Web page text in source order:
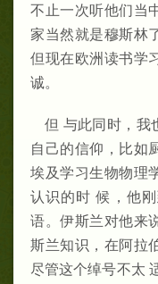
不止一次听他们当
家当然就是穆斯林
但现在欧洲读书学
诚。
但 与此同时，我
自己的信仰，比如
埃及学习生物物理
认识的时 候，他
语。伊斯兰对他来
斯兰知识，在阿拉
尽管这个绰号不太